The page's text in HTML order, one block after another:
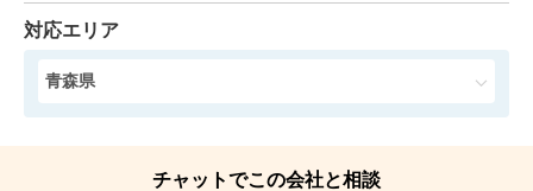
青森県三沢市平畑二丁目
状態:更地
700
対応エリア
青森県
チャットでこの会社と相談